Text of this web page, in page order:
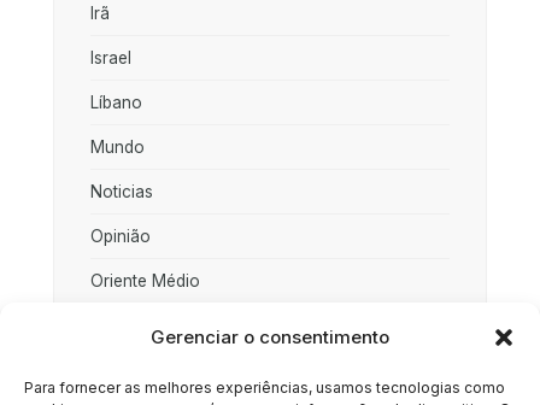
Gerenciar o consentimento
Para fornecer as melhores experiências, usamos tecnologias como
Irã
Israel
Líbano
Mundo
Noticias
Opinião
Oriente Médio